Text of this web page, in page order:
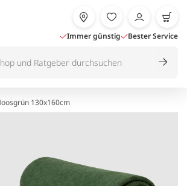
Immer günstig Bester Service
130x160cm